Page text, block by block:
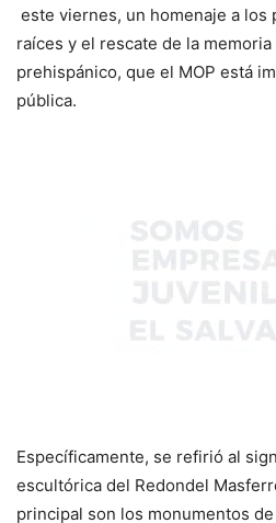
este viernes, un homenaje a los
raíces y el rescate de la
prehispánico, que el MOP está
pública.
Específicamente, se refirió al
escultórica del Redondel
principal son los monumentos